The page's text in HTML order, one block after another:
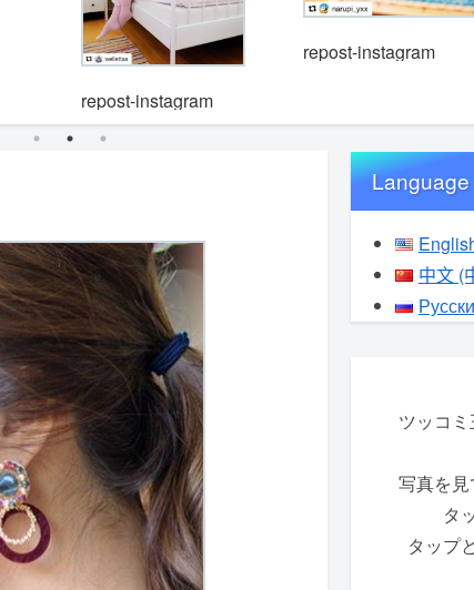
repost-instagram
repost-instagram
中文 (
ツッコ
写真を
タ
タップ